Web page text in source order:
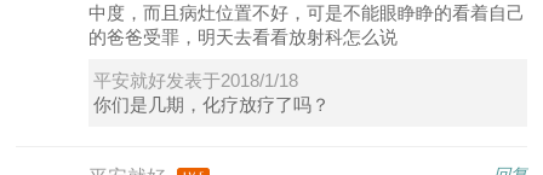
中度，而且病灶位置不好，可是不能眼睁睁的看着自己
的爸爸受罪，明天去看看放射科怎么说
平安就好发表于2018/1/18
你们是几期，化疗放疗了吗？